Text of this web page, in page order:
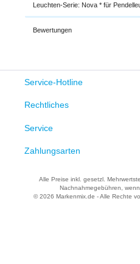
Leuchten-Serie: Nova * für
Bewertungen
Service-Hotline
Rechtliches
Service
Zahlungsarten
Alle Preise inkl. gesetzl.
Nachnahmegebühren,
© 2026 Markenmix.de - Alle Rechte